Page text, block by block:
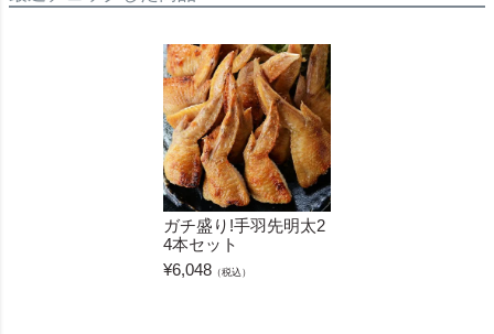
ガチ盛り!手羽先明太2
4本セット
¥6,048 （税込）